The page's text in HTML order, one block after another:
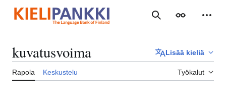
sisältöön
Haku Ulkoasu
kuvatusvoima Lisää kieliä
Rapola Keskustelu Työkalut